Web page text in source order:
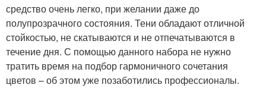
средство очень легко, при желании даже до
полупрозрачного состояния. Тени обладают отличной
стойкостью, не скатываются и не отпечатываются в
течение дня. С помощью данного набора не нужно
тратить время на подбор гармоничного сочетания
цветов – об этом уже позаботились профессионалы.